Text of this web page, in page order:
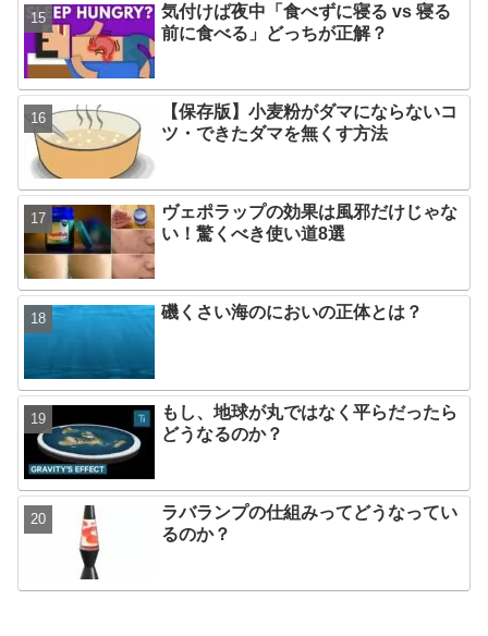
気付けば夜中「食べずに寝る vs 寝る
前に食べる」どっちが正解？
【保存版】小麦粉がダマにならないコ
ツ・できたダマを無くす方法
ヴェポラップの効果は風邪だけじゃな
い！驚くべき使い道8選
磯くさい海のにおいの正体とは？
もし、地球が丸ではなく平らだったら
どうなるのか？
ラバランプの仕組みってどうなってい
るのか？